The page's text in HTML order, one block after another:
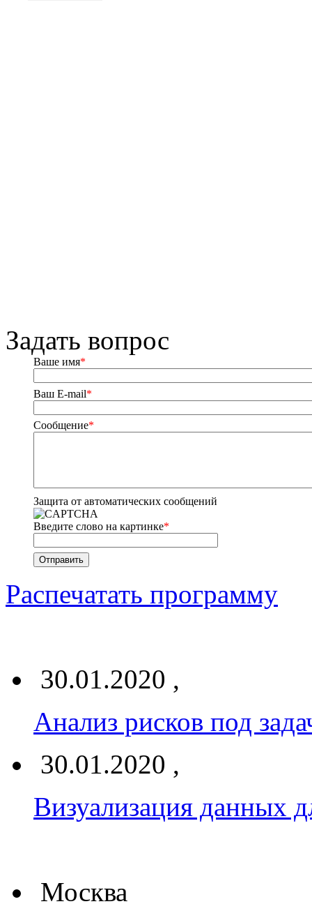
Задать вопрос
Ваше имя*
Ваш E-mail*
Сообщение*
Защита от автоматических сообщений
Введите слово на картинке*
Распечатать программу
30.01.2020 ,
Анализ рисков под
30.01.2020 ,
Визуализация данных
Москва